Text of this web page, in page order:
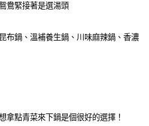
鴦緊接著是選湯頭
布鍋、溫補養生鍋、川味麻辣鍋、香濃
拿點青菜來下鍋是個很好的選擇！